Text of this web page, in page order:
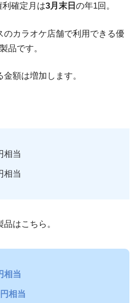
利確定月は3月末日 の年1回。
のカラオケ店舗で利用できる優
品です。
額は増加します。
相当
相当
はこちら。
相当
相当